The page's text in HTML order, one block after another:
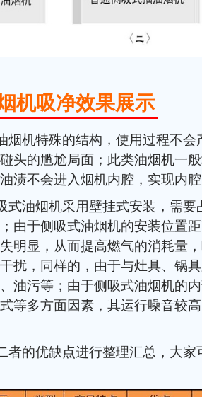
机吸净效果展示
烟机特殊的结构，使用过程不
头的尴尬局面；此类油烟机一
渍不会进入烟机内腔，实现内
式油烟机采用壁挂式安装，需
由于侧吸式油烟机的安装位置
明显，从而提高燃气的消耗量
扰，同样的，由于与灶具、锅
油污等；由于侧吸式油烟机的
等多方面因素，其运行噪音较
者的优缺点进行整理汇总，大